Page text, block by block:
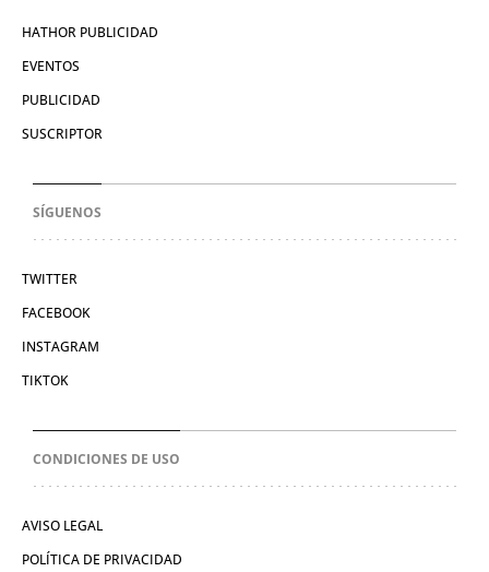
HATHOR PUBLICIDAD
EVENTOS
PUBLICIDAD
SUSCRIPTOR
SÍGUENOS
TWITTER
FACEBOOK
INSTAGRAM
TIKTOK
CONDICIONES DE USO
AVISO LEGAL
POLÍTICA DE PRIVACIDAD